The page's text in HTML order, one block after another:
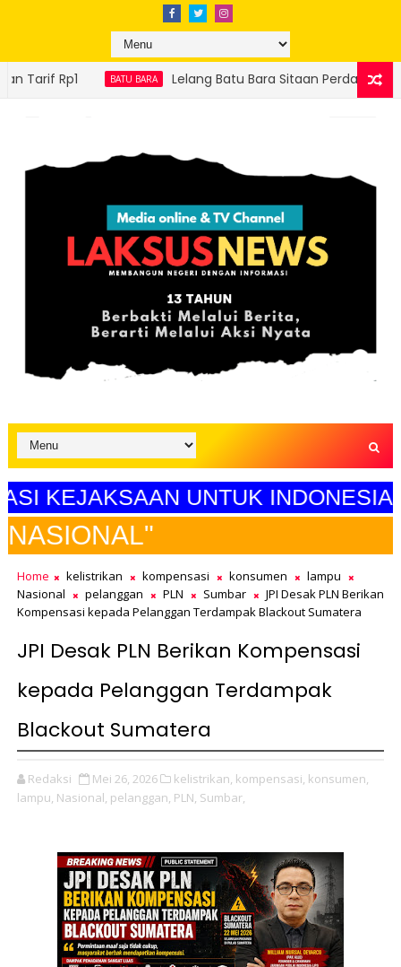
Lelang Batu Bara Sitaan Perdana Sukses, Ditjen Gakkum ESDM
UNTUK INDONESIA MAJU"
Home kelistrikan kompensasi konsumen
lampu
Nasional
pelanggan PLN Sumbar
JPI Desak PLN Berikan
Kompensasi kepada Pelanggan Terdampak Blackout Sumatera
JPI Desak PLN Berikan Kompensasi
kepada Pelanggan Terdampak
Blackout Sumatera
Redaksi Mei 26, 2026 kelistrikan, kompensasi, konsumen,
lampu, Nasional, pelanggan, PLN, Sumbar,